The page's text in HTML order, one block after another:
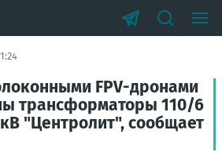
FPV-дронами
трансформаторы 110/6
"Центролит", сообщает